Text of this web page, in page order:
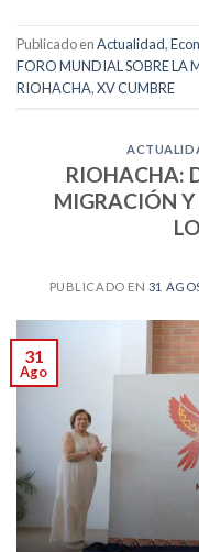
Publicado enActualidad,
FORO MUNDIAL SOBRE LA
RIOHACHA,XV CUMBRE
RIOHACHA:
MIGRACIÓN
PUBLICADO EN 31
31
Ago